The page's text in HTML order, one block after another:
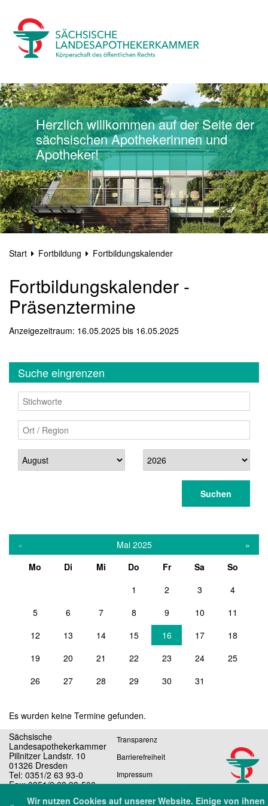
Herzlich willkommen auf der Seite der
sächsischen Apothekerinnen und
Apotheker!
Start Fortbildung Fortbildungskalender
Fortbildungskalender -
Präsenztermine
Anzeigezeitraum: 16.05.2025 bis 16.05.2025
Suche eingrenzen
Stichworte
Ort / Region
Suchen
« Mai 2025
»
Mo
Di Mi Do Fr Sa
So
1
2 3
4
5
6 7 8 9 10
11
12
13 14 15 16 17
18
19
20 21 22 23 24
25
26
27 28 29 30 31
Es wurden keine Termine gefunden.
Sächsische
Landesapothekerkammer
Pillnitzer Landstr. 10
01326 Dresden
Tel: 0351/2 63 93-0
Fax: 0351/2 63 93-500
Transparenz
Barrierefreiheit
Impressum
Wir nutzen Cookies auf unserer Website. Einige von ihnen